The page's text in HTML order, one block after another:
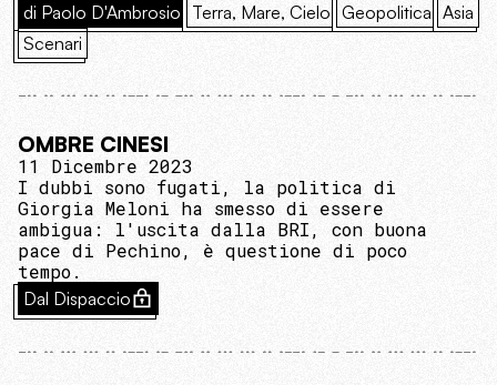
di Paolo D'Ambrosio Terra, Mare, Cielo Geopolitica Asia
Scenari
OMBRE CINESI
11 Dicembre 2023
I dubbi sono fugati, la politica di
Giorgia Meloni ha smesso di essere
ambigua: l'uscita dalla BRI, con buona
pace di Pechino, è questione di poco
tempo.
Dal Dispaccio